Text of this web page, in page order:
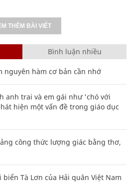
THÊM BÀI VIẾT
Bình luận nhiều
nguyên hàm cơ bản cần nhớ
anh trai và em gái như 'chó với
hiện một vấn đề trong giáo dục
công thức lượng giác bằng thơ,
Tà Lơn của Hải quân Việt Nam